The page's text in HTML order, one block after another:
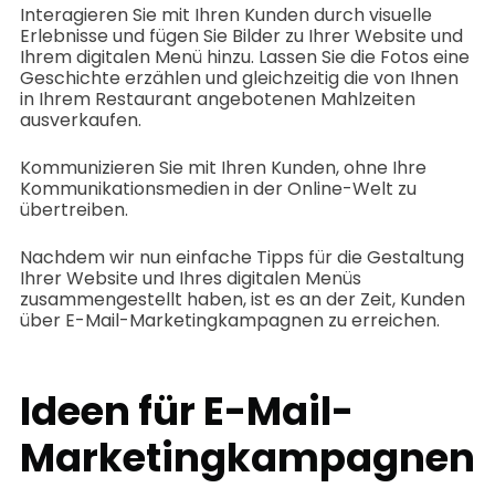
Interagieren Sie mit Ihren Kunden durch visuelle
Erlebnisse und fügen Sie Bilder zu Ihrer Website und
Ihrem digitalen Menü hinzu. Lassen Sie die Fotos eine
Geschichte erzählen und gleichzeitig die von Ihnen
in Ihrem Restaurant angebotenen Mahlzeiten
ausverkaufen.
Kommunizieren Sie mit Ihren Kunden, ohne Ihre
Kommunikationsmedien in der Online-Welt zu
übertreiben.
Nachdem wir nun einfache Tipps für die Gestaltung
Ihrer Website und Ihres digitalen Menüs
zusammengestellt haben, ist es an der Zeit, Kunden
über E-Mail-Marketingkampagnen zu erreichen.
Ideen für E-Mail-
Marketingkampagnen